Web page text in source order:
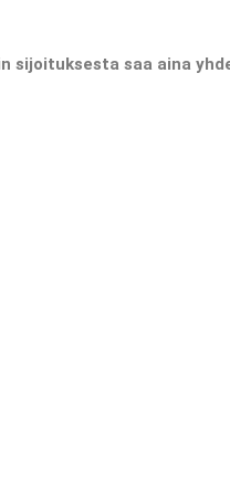
sijoituksesta saa aina